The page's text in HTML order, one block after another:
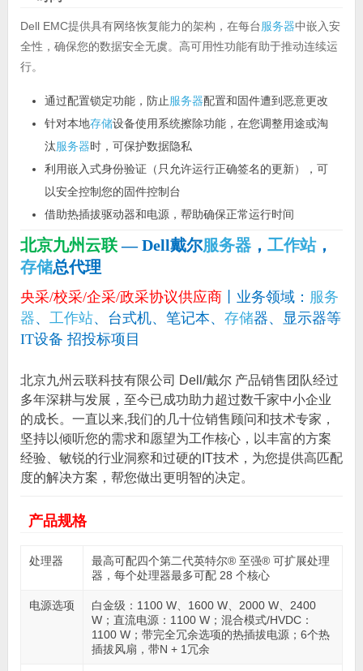
Dell EMC提供具有网络恢复能力的架构，在每台服务器中嵌入安
全性，确保您的数据安全无虞。高可用性功能有助于推动连续运
行。
通过配置锁定功能，防止服务器配置和固件遭到恶意更改
针对本地存储设备使用系统擦除功能，在您调整用途或淘
汰服务器时，可保护数据隐私
利用嵌入式身份验证（只允许运行正确签名的更新），可
以安全控制您的固件控制台
借助热插拔驱动器和电源，帮助确保正常运行时间
北京九州云联— Dell戴尔服务器， 工作站，
存储总代理
央采/校采/企采/政采协议供应商丨业务领域： 服务
器、 工作站、台式机、笔记本、 存储器、显示器等
IT设备 招投标项目
北京九州云联科技有限公司 Dell/戴尔 产品销售团队经过
多年深耕与发展，至今已成功助力超过数千家中小企业
的成长。一直以来,我们的几十位销售顾问和技术专家，
坚持以倾听您的需求和愿望为工作核心，以丰富的方案
经验、敏锐的行业洞察和过硬的IT技术，为您提供高匹配
度的解决方案，帮您做出更明智的决定。
产品规格
处理器
最高可配四个第二代英特尔® 至强® 可扩展处理
器，每个处理器最多可配 28 个核心
电源选项
白金级：1100 W、1600 W、2000 W、2400
W；直流电源：1100 W；混合模式/HVDC：
1100 W；带完全冗余选项的热插拔电源；6个热
插拔风扇，带N + 1冗余